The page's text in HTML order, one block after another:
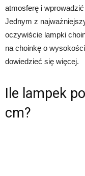
atmosferę i
Jednym z
oczywiście lampki
na choinkę o
dowiedzieć się więcej.
Ile lampek
cm?